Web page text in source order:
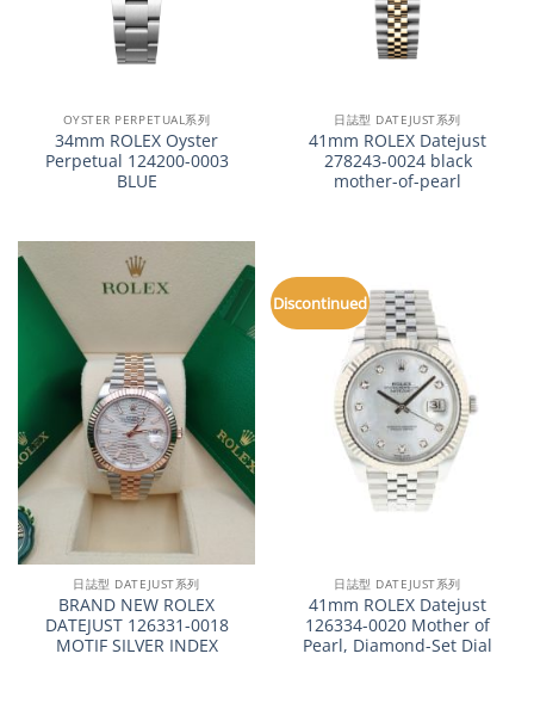
OYSTER PERPETUAL系列
34mm ROLEX Oyster
Perpetual 124200-0003
BLUE
日誌型 DATEJUST系列
41mm ROLEX Datejust
278243-0024 black
mother-of-pearl
日誌型 DATEJUST系列
BRAND NEW ROLEX
DATEJUST 126331-0018
MOTIF SILVER INDEX
Discontinued
日誌型 DATEJUST系列
41mm ROLEX Datejust
126334-0020 Mother of
Pearl, Diamond-Set Dial